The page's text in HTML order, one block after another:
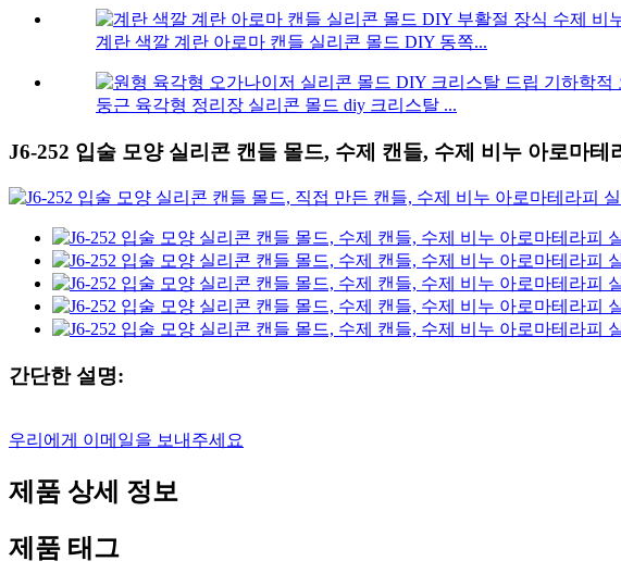
계란 색깔 계란 아로마 캔들 실리콘 몰드 DIY 동쪽...
둥근 육각형 정리장 실리콘 몰드 diy 크리스탈 ...
J6-252 입술 모양 실리콘 캔들 몰드, 수제 캔들, 수제 비누 아로마테
간단한 설명:
우리에게 이메일을 보내주세요
제품 상세 정보
제품 태그